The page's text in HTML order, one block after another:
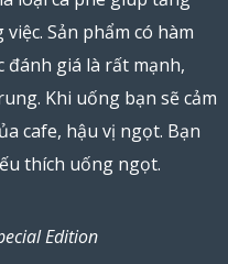
Sản phẩm có hàm
đánh giá là rất mạnh,
Khi uống bạn sẽ cảm
cafe, hậu vị ngọt. Bạn
thích uống ngọt.
Edition